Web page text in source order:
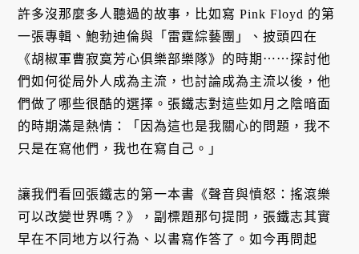
許多沒那麼多人聽過的故事，比如寫 Pink Floyd 的第
一張專輯、鮑勃迪倫與「雷霆綜藝團」、披頭四在
《胡椒軍曹寂寞芳心俱樂部樂隊》的時期⋯⋯探討他
們如何從局外人成為主流，也討論成為主流以後，他
們做了哪些很酷的選擇。張鐵志對這些如月之陰暗面
的時期滿是熱情：「因為這也是我關心的問題，我不
只是在寫他們，我也在寫自己。」
讓我們看回張鐵志的第一本書《聲音與憤怒：搖滾樂
可以改變世界嗎？》，副標題那句提問，張鐵志其實
早在不同地方以行為、以書寫作答了。如今再問起